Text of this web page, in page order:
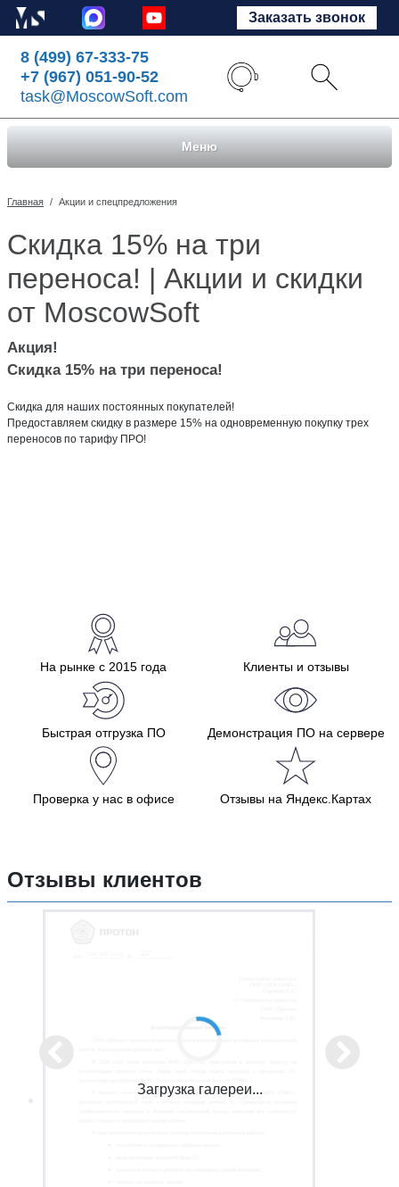
Заказать звонок
8 (499) 67-333-75
+7 (967) 051-90-52
task@MoscowSoft.com
Меню
Главная / Акции и спецпредложения
Скидка 15% на три
переноса! | Акции и скидки
от MoscowSoft
Акция!
Скидка 15% на три переноса!
Скидка для наших постоянных покупателей!
Предоставляем скидку в размере 15% на одновременную покупку трех
переносов по тарифу ПРО!
На рынке с 2015 года Клиенты и отзывы
Быстрая отгрузка ПО Демонстрация ПО на сервере
Проверка у нас в офисе Отзывы на Яндекс.Картах
Отзывы клиентов
Загрузка галереи...